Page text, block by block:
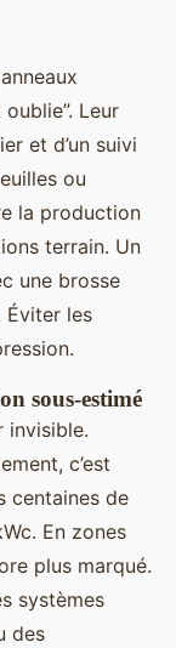
Leur
et d’un suivi
ou
la production
terrain. Un
une brosse
Éviter les
sous-estimé
invisible.
c’est
centaines de
En zones
plus marqué.
systèmes
des